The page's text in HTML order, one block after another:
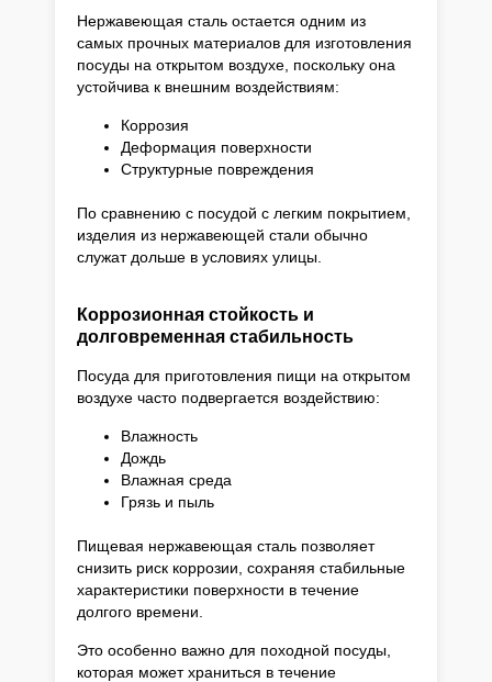
Нержавеющая сталь остается одним из
самых прочных материалов для изготовления
посуды на открытом воздухе, поскольку она
устойчива к внешним воздействиям:
Коррозия
Деформация поверхности
Структурные повреждения
По сравнению с посудой с легким покрытием,
изделия из нержавеющей стали обычно
служат дольше в условиях улицы.
Коррозионная стойкость и
долговременная стабильность
Посуда для приготовления пищи на открытом
воздухе часто подвергается воздействию:
Влажность
Дождь
Влажная среда
Грязь и пыль
Пищевая нержавеющая сталь позволяет
снизить риск коррозии, сохраняя стабильные
характеристики поверхности в течение
долгого времени.
Это особенно важно для походной посуды,
которая может храниться в течение